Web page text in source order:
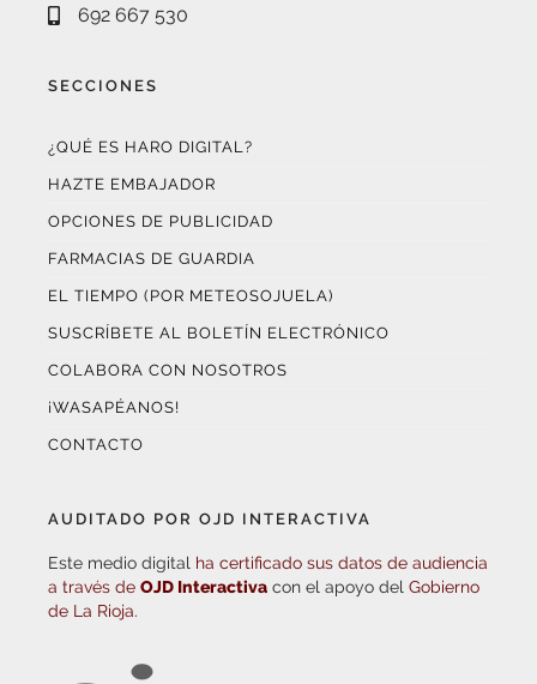
692 667 530
SECCIONES
¿QUÉ ES HARO DIGITAL?
HAZTE EMBAJADOR
OPCIONES DE PUBLICIDAD
FARMACIAS DE GUARDIA
EL TIEMPO (POR METEOSOJUELA)
SUSCRÍBETE AL BOLETÍN ELECTRÓNICO
COLABORA CON NOSOTROS
¡WASAPÉANOS!
CONTACTO
AUDITADO POR OJD INTERACTIVA
Este medio digital ha certificado sus datos de audiencia
a través de OJD Interactiva con el apoyo del Gobierno
de La Rioja.